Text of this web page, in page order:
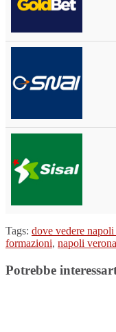
Tags: dove vedere napoli
formazioni, napoli
Potrebbe